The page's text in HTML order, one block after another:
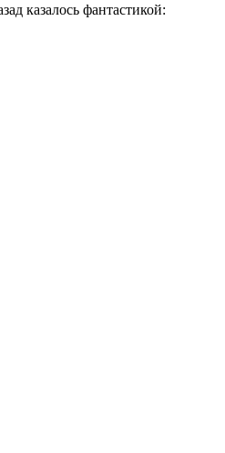
казалось фантастикой: